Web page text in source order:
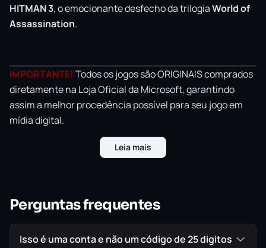
HITMAN 3, o emocionante desfecho da trilogiaWorld of
Assassination.
IMPORTANTE! Todos os jogos são ORIGINAIS comprados
diretamente na Loja Oficial da Microsoft, garantindo
assim a melhor procedência possível para seu jogo em
mídia digital.
Leia mais
Perguntas frequentes
Isso é uma conta e não um código de 25 digitos